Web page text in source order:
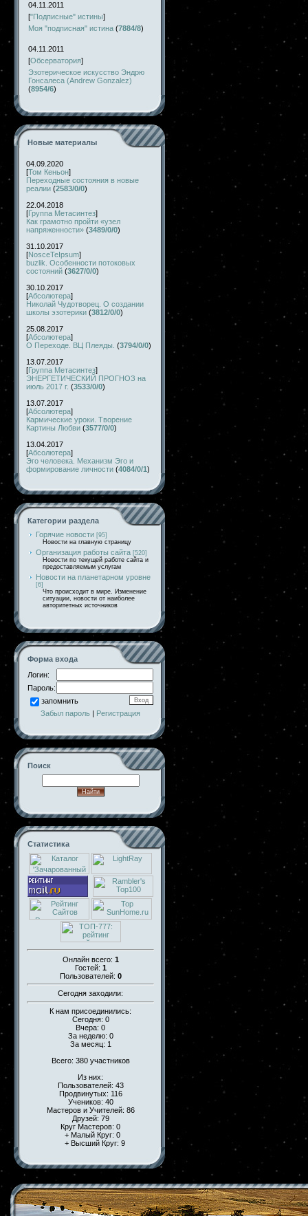
04.11.2011
["Подписные" истины]
Моя "подписная" истина (7884/8)
04.11.2011
[Обсерватория]
Эзотерическое искусство Эндрю
Гонсалеса (Andrew Gonzalez)
(8954/6)
Новые материалы
04.09.2020
[Том Кеньон]
Переходные состояния в новые
реалии (2583/0/0)
22.04.2018
[Группа Метасинтез]
Как грамотно пройти «узел
напряженности» (3489/0/0)
31.10.2017
[NosceTeIpsum]
buzlik. Особенности потоковых
состояний (3627/0/0)
30.10.2017
[Абсолютера]
Николай Чудотворец. О создании
школы эзотерики (3812/0/0)
25.08.2017
[Абсолютера]
О Переходе. ВЦ Плеяды. (3794/0/0)
13.07.2017
[Группа Метасинтез]
ЭНЕРГЕТИЧЕСКИЙ ПРОГНОЗ на
июль 2017 г. (3533/0/0)
13.07.2017
[Абсолютера]
Кармические уроки. Творение
Картины Любви (3577/0/0)
13.04.2017
[Абсолютера]
Эго человека. Механизм Эго и
формирование личности (4084/0/1)
Категории раздела
Горячие новости [95]
Новости на главную страницу
Организация работы сайта [520]
Новости по текущей работе сайта и
предоставляемым услугам
Новости на планетарном уровне
[6]
Что происходит в мире. Изменение
ситуации, новости от наиболее
авторитетных источников
Форма входа
Логин:
Пароль:
запомнить
Забыл пароль | Регистрация
Поиск
Статистика
Онлайн всего: 1
Гостей: 1
Пользователей: 0
Сегодня заходили:
К нам присоединились:
Сегодня: 0
Вчера: 0
За неделю: 0
За месяц: 1
Всего: 380 участников
Из них:
Пользователей: 43
Продвинутых: 116
Учеников: 40
Мастеров и Учителей: 86
Друзей: 79
Круг Мастеров: 0
+ Малый Круг: 0
+ Высший Круг: 9